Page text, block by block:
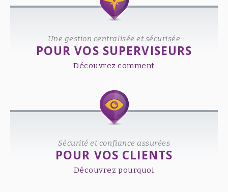
Une gestion centralisée et sécurisée
POUR VOS SUPERVISEURS
Découvrez comment
Sécurité et confiance assurées
POUR VOS CLIENTS
Découvrez pourquoi